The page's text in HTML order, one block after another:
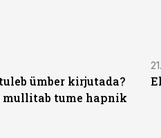
ümber kirjutada?
mullitab tume hapnik